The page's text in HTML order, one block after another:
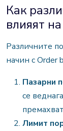
Как
влияят
Различните
начин с Order
Пазарни
се
п
Лимит